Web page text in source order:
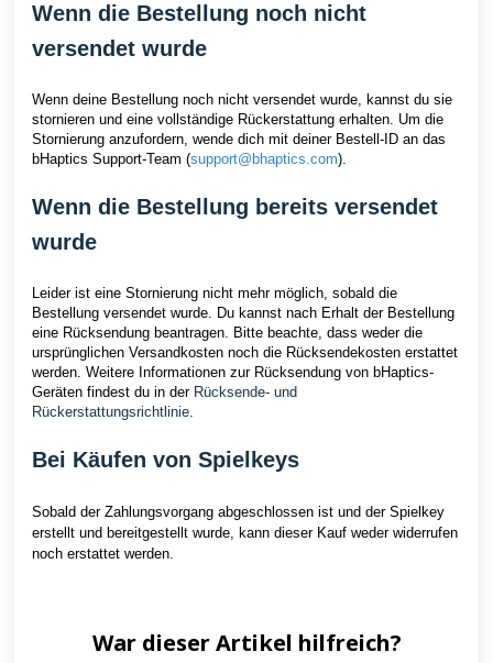
Wenn die Bestellung noch nicht
versendet wurde
Wenn deine Bestellung noch nicht versendet wurde, kannst du sie
stornieren und eine vollständige Rückerstattung erhalten. Um die
Stornierung anzufordern, wende dich mit deiner Bestell-ID an das
bHaptics Support-Team (support@bhaptics.com).
Wenn die Bestellung bereits versendet
wurde
Leider ist eine Stornierung nicht mehr möglich, sobald die
Bestellung versendet wurde. Du kannst nach Erhalt der Bestellung
eine Rücksendung beantragen. Bitte beachte, dass weder die
ursprünglichen Versandkosten noch die Rücksendekosten erstattet
werden. Weitere Informationen zur Rücksendung von bHaptics-
Geräten findest du in der Rücksende- und
Rückerstattungsrichtlinie.
Bei Käufen von Spielkeys
Sobald der Zahlungsvorgang abgeschlossen ist und der Spielkey
erstellt und bereitgestellt wurde, kann dieser Kauf weder widerrufen
noch erstattet werden.
War dieser Artikel hilfreich?